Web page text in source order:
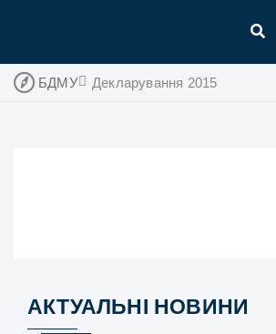
БДМУ Декларування 2015
АКТУАЛЬНІ НОВИНИ